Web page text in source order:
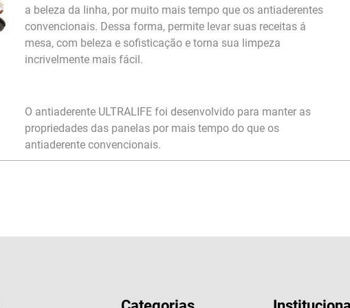
a beleza da linha, por muito mais tempo que os antiaderentes
convencionais. Dessa forma, permite levar suas receitas á
mesa, com beleza e sofisticação e torna sua limpeza
incrivelmente mais fácil.
O antiaderente ULTRALIFE foi desenvolvido para manter as
propriedades das panelas por mais tempo do que os
antiaderente convencionais.